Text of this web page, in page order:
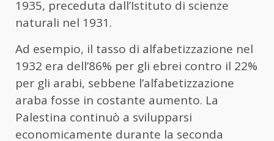
1935, preceduta dall’Istituto di scienze
naturali nel 1931.
Ad esempio, il tasso di alfabetizzazione nel
1932 era dell’86% per gli ebrei contro il 22%
per gli arabi, sebbene l’alfabetizzazione
araba fosse in costante aumento. La
Palestina continuò a svilupparsi
economicamente durante la seconda